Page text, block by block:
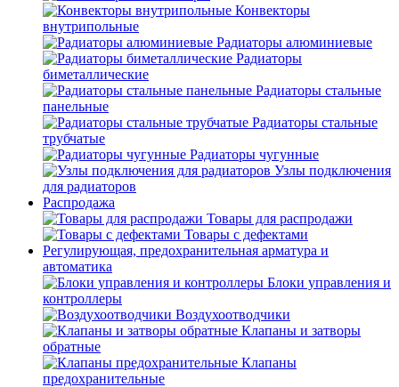
Конвекторы
внутрипольные
Радиаторы алюминиевые
Радиаторы
биметаллические
Радиаторы стальные
панельные
Радиаторы стальные
трубчатые
Радиаторы чугунные
Узлы подключения
для радиаторов
Распродажа
Товары для распродажи
Товары с дефектами
Регулирующая, предохранительная арматура и
автоматика
Блоки управления и
контроллеры
Воздухоотводчики
Клапаны и затворы
обратные
Клапаны
предохранительные